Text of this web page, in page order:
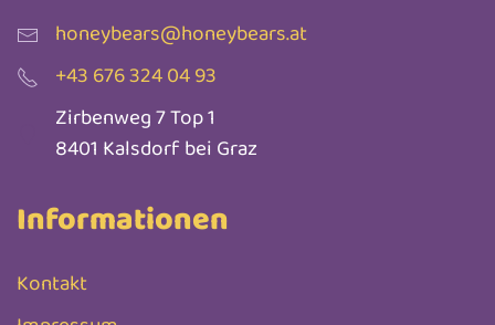
honeybears@honeybears.at
+43 676 324 04 93
Zirbenweg 7 Top 1
8401 Kalsdorf bei Graz
Informationen
Kontakt